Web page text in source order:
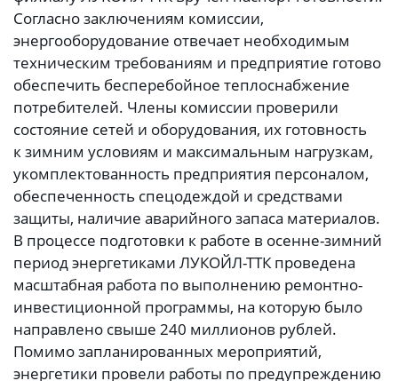
Согласно заключениям комиссии,
энергооборудование отвечает необходимым
техническим требованиям и предприятие готово
обеспечить бесперебойное теплоснабжение
потребителей. Члены комиссии проверили
состояние сетей и оборудования, их готовность
к зимним условиям и максимальным нагрузкам,
укомплектованность предприятия персоналом,
обеспеченность спецодеждой и средствами
защиты, наличие аварийного запаса материалов.
В процессе подготовки к работе в осенне-зимний
период энергетиками ЛУКОЙЛ-ТТК проведена
масштабная работа по выполнению ремонтно-
инвестиционной программы, на которую было
направлено свыше 240 миллионов рублей.
Помимо запланированных мероприятий,
энергетики провели работы по предупреждению